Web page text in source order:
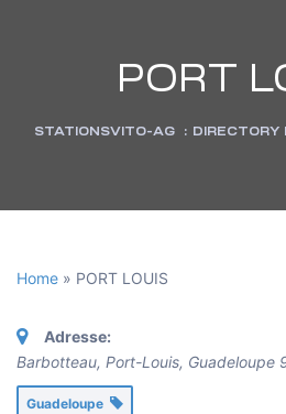
PORT
STATIONSVITO-AG : DIRECTORY
Home » PORT LOUIS
Adresse:
Barbotteau, Port-Louis, Guadeloupe
Guadeloupe